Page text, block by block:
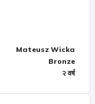
Mateusz Wicka
Bronze
२ वर्ष